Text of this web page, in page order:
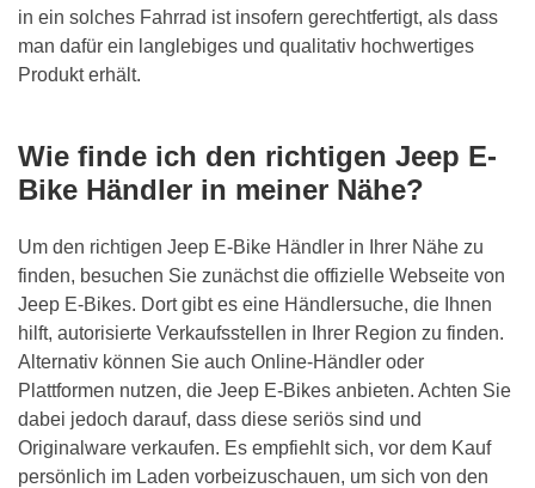
in ein solches Fahrrad ist insofern gerechtfertigt, als dass
man dafür ein langlebiges und qualitativ hochwertiges
Produkt erhält.
Wie finde ich den richtigen Jeep E-
Bike Händler in meiner Nähe?
Um den richtigen Jeep E-Bike Händler in Ihrer Nähe zu
finden, besuchen Sie zunächst die offizielle Webseite von
Jeep E-Bikes. Dort gibt es eine Händlersuche, die Ihnen
hilft, autorisierte Verkaufsstellen in Ihrer Region zu finden.
Alternativ können Sie auch Online-Händler oder
Plattformen nutzen, die Jeep E-Bikes anbieten. Achten Sie
dabei jedoch darauf, dass diese seriös sind und
Originalware verkaufen. Es empfiehlt sich, vor dem Kauf
persönlich im Laden vorbeizuschauen, um sich von den